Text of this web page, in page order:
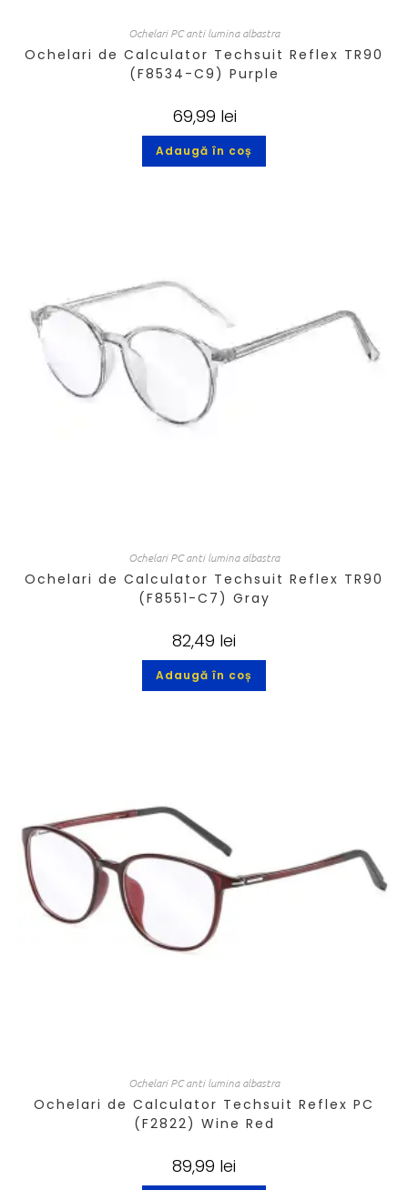
Ochelari PC anti lumina albastra
Ochelari de Calculator Techsuit Reflex TR90
(F8534-C9) Purple
69,99 lei
Adaugă în coș
Ochelari PC anti lumina albastra
Ochelari de Calculator Techsuit Reflex TR90
(F8551-C7) Gray
82,49 lei
Adaugă în coș
Ochelari PC anti lumina albastra
Ochelari de Calculator Techsuit Reflex PC
(F2822) Wine Red
89,99 lei